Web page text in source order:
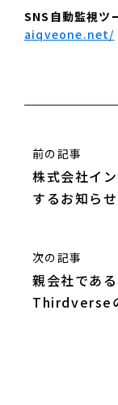
SNS自動監視ツ
aiqveone.net/
前の記事
株式会社イ
するお知らせ
次の記事
親会社であ
Thirdverse